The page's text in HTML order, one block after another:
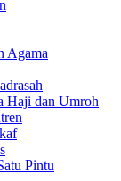
Agama
Haji dan Umroh
Pintu